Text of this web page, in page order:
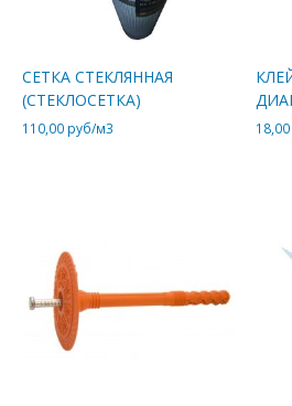
СЕТКА СТЕКЛЯННАЯ
(СТЕКЛОСЕТКА)
110,00 руб/м3 18,00